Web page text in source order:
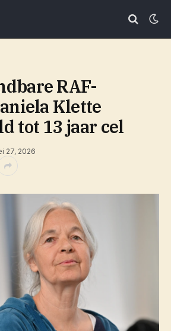
RAF-
Klette
tot 13 jaar cel
27, 2026